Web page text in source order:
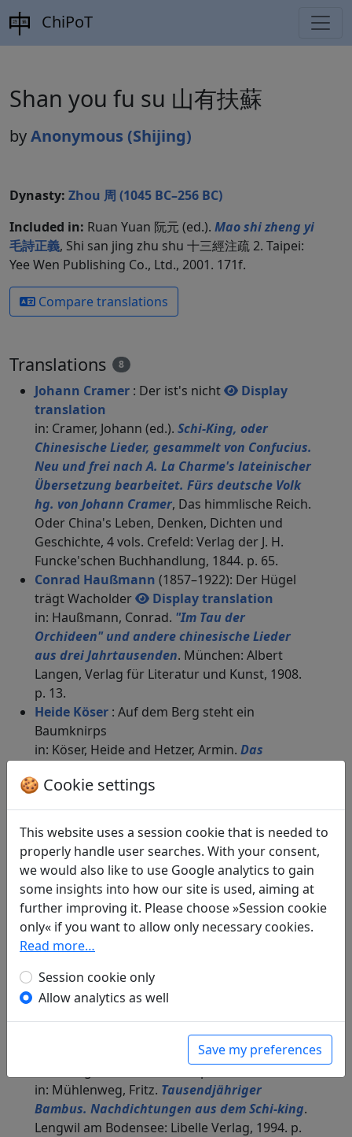
ChiPoT
Shan you fu su 山有扶蘇
byAnonymous (Shijing)
Dynasty: Zhou 周 (1045 BC–256 BC)
Included in: Ruan Yuan 阮元 (ed.). Mao shi zheng yi
毛詩正義, Shi san jing zhu shu 十三經注疏 2. Taipei:
Yee Wen Publishing Co., Ltd., 2001. 171f.
Compare translations
Translations 8
Johann Cramer : Der ist's nicht
Display
translation
in: Cramer, Johann (ed.). Schi-King, oder
Chinesische Lieder, gesammelt von Confucius.
Neu und frei nach A. La Charme's lateinischer
Übersetzung bearbeitet. Fürs deutsche Volk
hg. von Johann Cramer, Das himmlische Reich.
Oder China's Leben, Denken, Dichten und
Geschichte, 4 vols. Crefeld: Verlag der J. H.
Funcke'schen Buchhandlung, 1844. p. 65.
Conrad Haußmann (1857–1922): Der Hügel
trägt Wacholder
Display translation
in: Haußmann, Conrad. "Im Tau der
Orchideen" und andere chinesische Lieder
aus drei Jahrtausenden. München: Albert
Langen, Verlag für Literatur und Kunst, 1908.
p. 13.
Heide Köser : Auf dem Berg steht ein
Baumknirps
in: Köser, Heide and Hetzer, Armin. Das
a. M.: Insel Verlag, 1990. p. 75f.
Ernst Meier(1813–1866): Der Unrechte
Display translation
in: Meier, Ernst.
Morgenländische Anthologie.
Klassische Dichtungen aus der sinesischen,
indischen, persischen und hebräischen
Literatur
. Leipzig: Verlag des
Bibliographischen Instituts, 1875. p. 25.
Fritz Mühlenweg
(1898–1961): Im Tal geht der
unerwünschte Liebhaber
in: Mühlenweg, Fritz.
Bambus. Nachdichtungen aus dem Schi-king
Tausendjähriger
Bambus. Nachdichtungen aus dem Schi-king.
in: Mühlenweg, Fritz. Tausendjähriger
Bambus. Nachdichtungen aus dem Schi-king.
Lengwil am Bodensee: Libelle Verlag, 1994. p.
🍪 Cookie settings
This website uses a session cookie that is needed to
properly handle user searches. With your consent,
we would also like to use Google analytics to gain
some insights into how our site is used, aiming at
further improving it. Please choose »Session cookie
only« if you want to allow only necessary cookies.
Read more…
Session cookie only
Allow analytics as well
Save my preferences